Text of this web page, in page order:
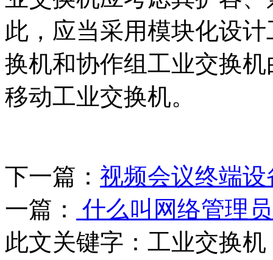
此，应当采用模块化设
换机和协作组工业交换
移动工业交换机。
下一篇： 视频会议终端
一篇：
什么叫网络管理
此文关键字： 工业交换机